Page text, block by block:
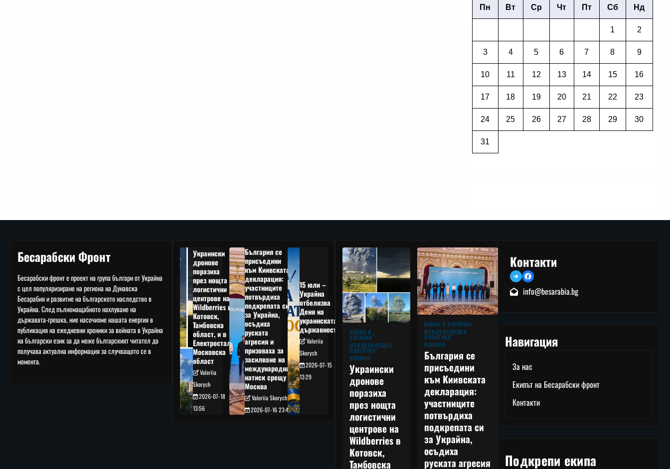
Пн Вт Ср Чт Пт Сб Нд
1 2
3 4 5 6 7 8 9
10 11 12 13 14 15 16
17 18 19 20 21 22 23
24 25 26 27 28 29 30
31
Бесарабски Фронт
Бесарабски фронт е проект на група българи от Украйна
с цел популяризиране на региона на Дунавска
Бесарабия и развитие на българското наследство в
Украйна. След пълномащабното нахлуване на
държавата-грешка, ние насочихме нашата енергия в
публикация на ежедневни хроники за войната в Украйна
на български език за да може българският читател да
получава актуална информация за случващото се в
момента.
Украински
дронове
поразиха
през нощта
логистични
центрове на
Wildberries в
Котовск,
Тамбовска
област, и в
Електростал,
Московска
област
Valeriia
Skorych
2026-07-18
13:56
България се
присъедини
към Киивската
декларация:
участниците
потвърдиха
подкрепата си
за Украйна,
осъдиха
руската
агресия и
призоваха за
засилване на
международния
натиск срещу
Москва
Valeriia Skorych
2026-07-16 23:49
15 юли –
Украйна
отбелязва
Деня на
украинската
държавност
Valeriia
Skorych
2026-07-15
13:29
ВОЙНА В
УКРАЙНА
МЕЖДУНАРОДНА
ПОЛИТИКА
НОВИНИ
Украински
дронове
поразиха
през нощта
логистични
центрове на
Wildberries в
Котовск,
Тамбовска
ВОЙНА В УКРАЙНА
МЕЖДУНАРОДНА
ПОЛИТИКА
НОВИНИ
България се
присъедини
към Киивската
декларация:
участниците
потвърдиха
подкрепата си
за Украйна,
осъдиха
руската агресия
Контакти
TelegramFacebook
info@besarabia.bg
Навигация
За нас
Екипът на Бесарабски фронт
Контакти
Подкрепи екипа